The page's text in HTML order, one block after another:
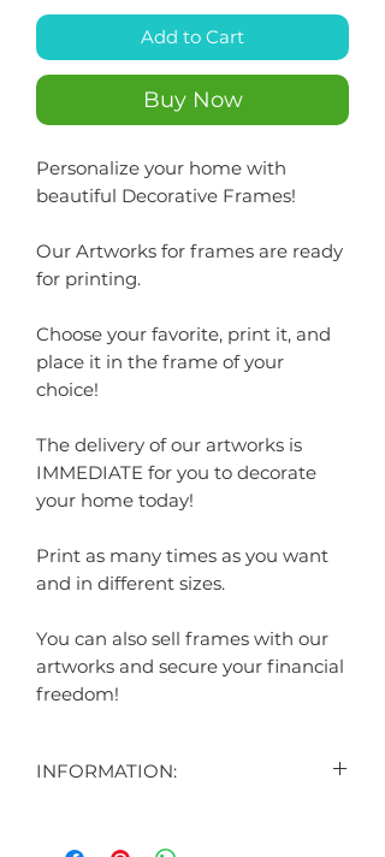
Add to Cart
Buy Now
Personalize your home with
beautiful Decorative Frames!
Our Artworks for frames are ready
for printing.
Choose your favorite, print it, and
place it in the frame of your
choice!
The delivery of our artworks is
IMMEDIATE for you to decorate
your home today!
Print as many times as you want
and in different sizes.
You can also sell frames with our
artworks and secure your financial
freedom!
INFORMATION:
3 ARTES DIGITAIS EXIBIDAS NO